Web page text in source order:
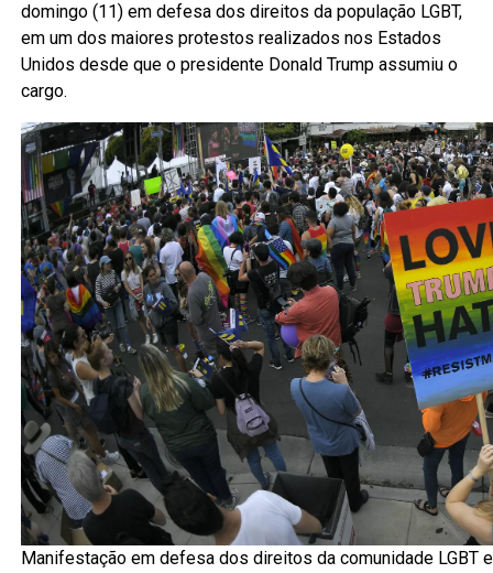
domingo (11) em defesa dos direitos da população LGBT,
em um dos maiores protestos realizados nos Estados
Unidos desde que o presidente Donald Trump assumiu o
cargo.
Manifestação em defesa dos direitos da comunidade LGBT